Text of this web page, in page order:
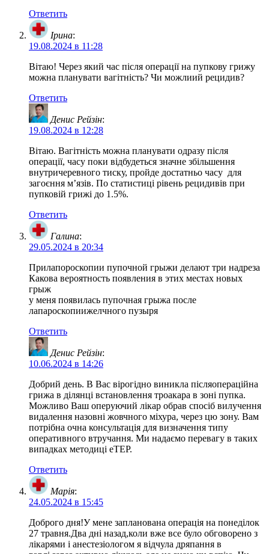
Ответить
Ірина:
19.08.2024 в 11:28
Вітаю! Через який час після операції на пупкову грижу
можна планувати вагітність? Чи можлиий рецидив?
Ответить
Денис Рейзін:
19.08.2024 в 12:28
Вітаю. Вагітність можна планувати одразу після
операції, часу поки відбудеться значне збільшення
внутричеревного тиску, пройде достатньо часу для
загоєння м’язів. По статистиці рівень рецидивів при
пупковій грижі до 1.5%.
Ответить
Галина:
29.05.2024 в 20:34
Прилапороскопии пупочной грыжи делают три надреза
Какова вероятность появления в этих местах новых
грыж
у меня появилась пупочная грыжа после
лапароскопиижелчного пузыря
Ответить
Денис Рейзін:
10.06.2024 в 14:26
Добрий день. В Вас вірогідно виникла післяопераційна
грижа в ділянці встановлення троакара в зоні пупка.
Можливо Ваш оперуючий лікар обрав спосіб вилучення
видалення назовні жовчного міхура, через цю зону. Вам
потрібна очна консультація для визначення типу
оперативного втручання. Ми надаємо перевагу в таких
випадках методиці eTEP.
Ответить
Марія:
24.05.2024 в 15:45
Доброго дня!У мене запланована операція на понеділок
27 травня.Два дні назад,коли вже все було обговорено з
лікарями і анестезіологом я відчула дряпання в